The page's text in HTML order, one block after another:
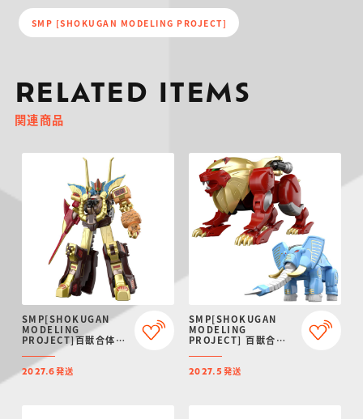
SMP [SHOKUGAN MODELING PROJECT]
RELATED ITEMS
関連商品
SMP[SHOKUGAN
MODELING
PROJECT]百獣合体
ガオゴッド【再販：
2027年6月発送】
2027.6発送
SMP[SHOKUGAN
MODELING
PROJECT] 百獣合体
レファント【再販：
2027年5月発送】
2027.5 発送